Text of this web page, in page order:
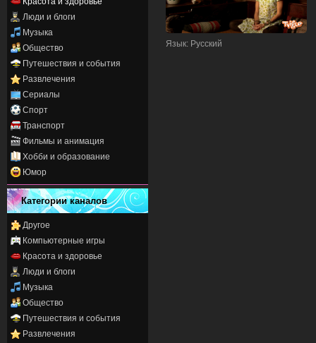
Люди и блоги
Музыка
Общество
Путешествия и события
Развлечения
Сериалы
Спорт
Транспорт
Фильмы и анимация
Хобби и образование
Юмор
Категории каналов
Другое
Компьютерные игры
Красота и здоровье
Люди и блоги
Музыка
Общество
Путешествия и события
Развлечения
Язык: Русский